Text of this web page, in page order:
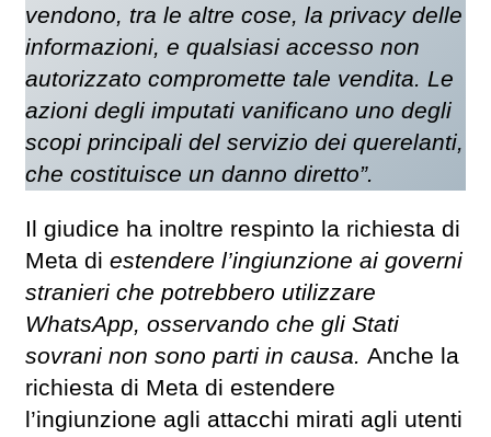
vendono, tra le altre cose, la privacy delle
informazioni, e qualsiasi accesso non
autorizzato compromette tale vendita. Le
azioni degli imputati vanificano uno degli
scopi principali del servizio dei querelanti,
che costituisce un danno diretto”.
Il giudice ha inoltre respinto la richiesta di
Meta di estendere l’ingiunzione ai governi
stranieri che potrebbero utilizzare
WhatsApp, osservando che gli Stati
sovrani non sono parti in causa. Anche la
richiesta di Meta di estendere
l’ingiunzione agli attacchi mirati agli utenti